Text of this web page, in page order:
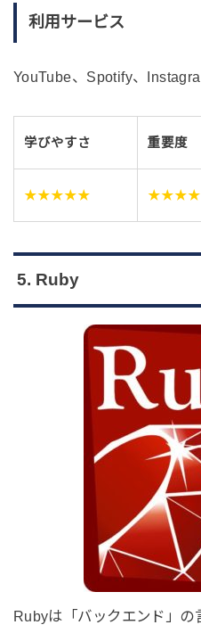
利用サービス
YouTube、Spotify、
学びやすさ 重要度
★★★★★
5. Ruby
Rubyは「バックエンド」の